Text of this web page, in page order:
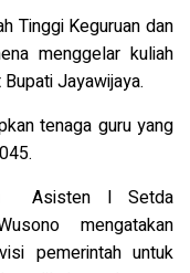
Tinggi Keguruan dan
menggelar kuliah
Jayawijaya.
tenaga guru yang
Asisten I Setda
mengatakan
pemerintah untuk